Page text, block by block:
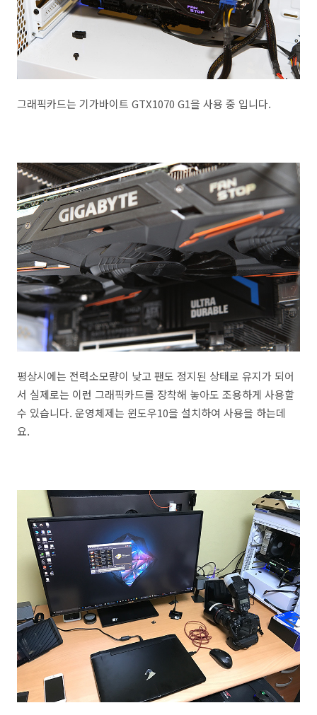
그래픽카드는 기가바이트 GTX1070 G1을 사용 중 입니다.
평상시에는 전력소모량이 낮고 팬도 정지된 상태로 유지가 되어
서 실제로는 이런 그래픽카드를 장착해 놓아도 조용하게 사용할
수 있습니다. 운영체제는 윈도우10을 설치하여 사용을 하는데
요.